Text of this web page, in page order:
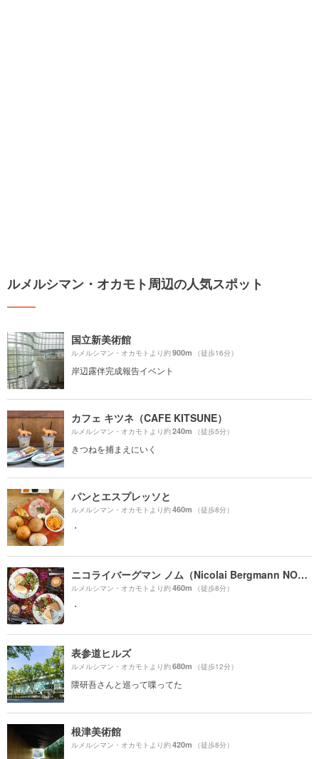
ルメルシマン・オカモト周辺の人気スポット
国立新美術館
ルメルシマン・オカモトより約900m （徒歩16分）
岸辺露伴完成報告イベント
カフェ キツネ（CAFE KITSUNE）
ルメルシマン・オカモトより約240m （徒歩5分）
きつねを捕まえにいく
パンとエスプレッソと
ルメルシマン・オカモトより約460m （徒歩8分）
・
ニコライバーグマン ノム（Nicolai Bergmann NOMU ）
ルメルシマン・オカモトより約460m （徒歩8分）
・
表参道ヒルズ
ルメルシマン・オカモトより約680m （徒歩12分）
隈研吾さんと巡って喋ってた
根津美術館
ルメルシマン・オカモトより約420m （徒歩8分）